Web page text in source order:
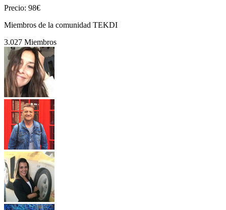
Precio: 98€
Miembros de la comunidad TEKDI
3.027 Miembros